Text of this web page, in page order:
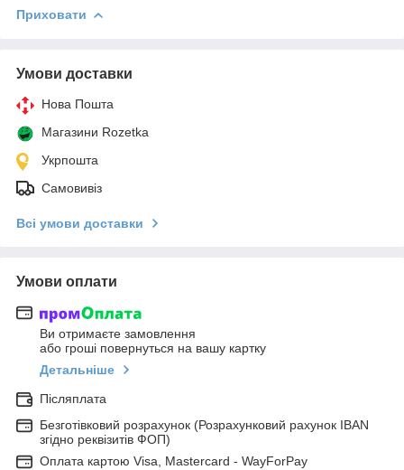
Приховати
Умови доставки
Нова Пошта
Магазини Rozetka
Укрпошта
Самовивіз
Всі умови доставки
Умови оплати
Ви отримаєте замовлення
або гроші повернуться на вашу картку
Детальніше
Післяплата
Безготівковий розрахунок (Розрахунковий рахунок IBAN
згідно реквізитів ФОП)
Оплата картою Visa, Mastercard - WayForPay